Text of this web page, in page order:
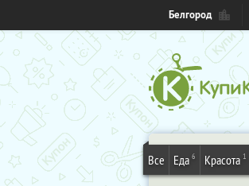
Белгород
Все Еда 6 Красота 1